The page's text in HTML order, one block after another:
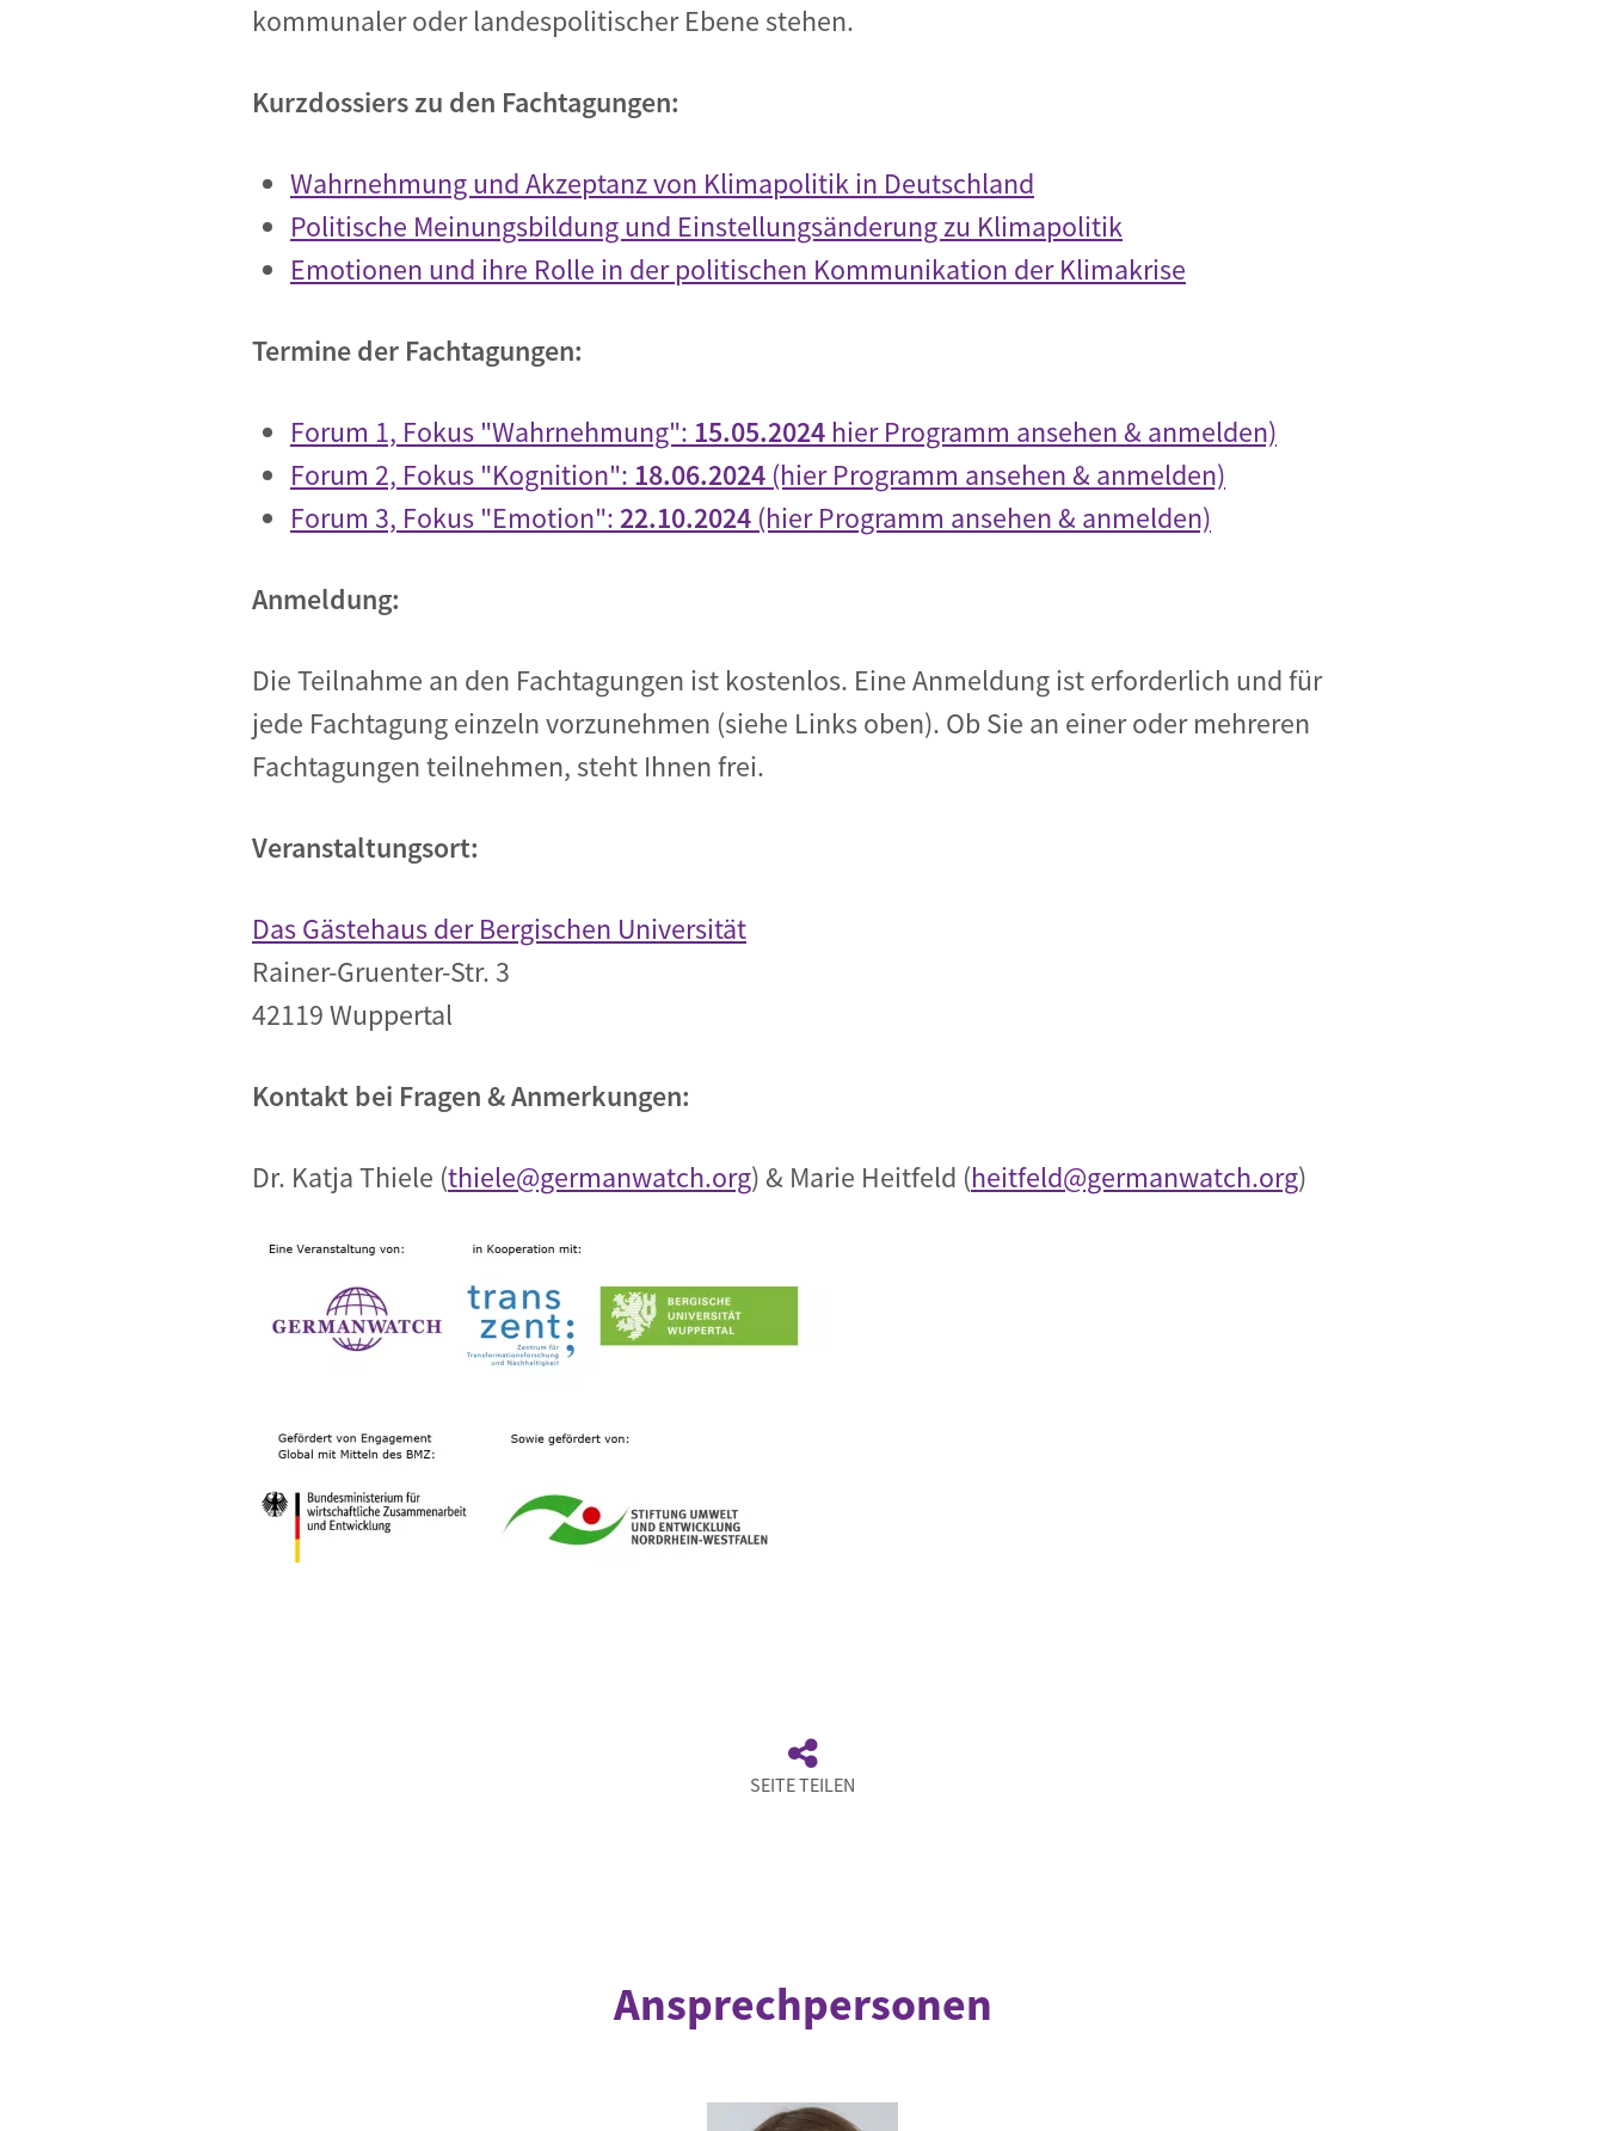
kommunaler oder landespolitischer Ebene stehen.
Kurzdossiers zu den Fachtagungen:
Wahrnehmung und Akzeptanz von Klimapolitik in Deutschland
Politische Meinungsbildung und Einstellungsänderung zu Klimapolitik
Emotionen und ihre Rolle in der politischen Kommunikation der Klimakrise
Termine der Fachtagungen:
Forum 1, Fokus "Wahrnehmung": 15.05.2024 hier Programm ansehen & anmelden)
Forum 2, Fokus "Kognition": 18.06.2024(hier Programm ansehen & anmelden)
Forum 3, Fokus"Emotion": 22.10.2024(hier Programm ansehen & anmelden)
Anmeldung:
Die Teilnahme an den Fachtagungen ist kostenlos. Eine Anmeldung ist erforderlich und für
jede Fachtagung einzeln vorzunehmen (siehe Links oben). Ob Sie an einer oder mehreren
Fachtagungen teilnehmen, steht Ihnen frei.
Veranstaltungsort:
Das Gästehaus der Bergischen Universität
Rainer-Gruenter-Str. 3
42119 Wuppertal
Kontakt bei Fragen & Anmerkungen:
Dr. Katja Thiele (thiele@germanwatch.org) & Marie Heitfeld (heitfeld@germanwatch.org)
Bild
SEITE TEILEN
Ansprechpersonen